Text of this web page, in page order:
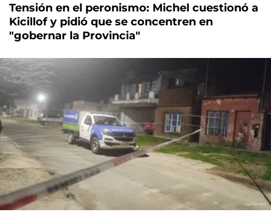
Tensión en el peronismo: Michel cuestionó a
Kicillof y pidió que se concentren en
"gobernar la Provincia"